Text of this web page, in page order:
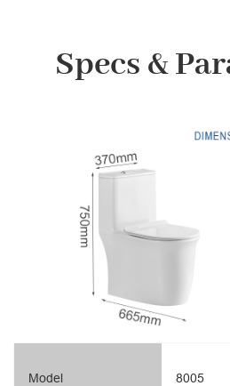
Specs &
Model 8005